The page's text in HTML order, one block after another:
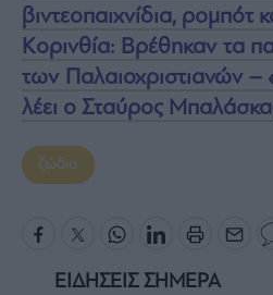
βιντεοπαιχνίδια, ρομπότ
Κορινθία: Βρέθηκαν τα
των Παλαιοχριστιανών –
λέει ο Σταύρος
ζώδια
ΕΙΔΗΣΕΙΣ ΣΗΜΕΡΑ